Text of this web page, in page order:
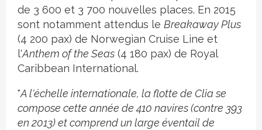
de 3 600 et 3 700 nouvelles places. En 2015
sont notamment attendus le Breakaway Plus
(4 200 pax) de Norwegian Cruise Line et
l'Anthem of the Seas (4 180 pax) de Royal
Caribbean International.
"A l'échelle internationale, la flotte de Clia se
compose cette année de 410 navires (contre 393
en 2013) et comprend un large éventail de